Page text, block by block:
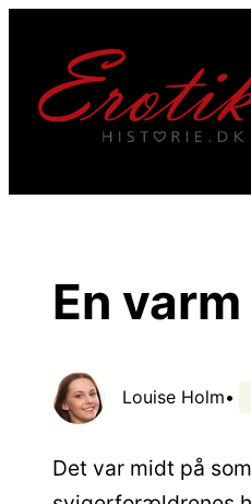
En
Louise Holm•
Det var midt på